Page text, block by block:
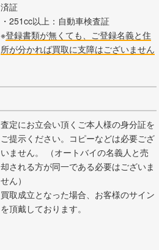
済証
・251cc以上：自動車検査証
※登録書類が無くても、ご登録名義と住
所が分かれば買取に支障はございません
査定にお立会い頂くご本人様の身分証を
ご提示ください。コピーなどは必要ござ
いません。 （オートバイの名義人と売
却される方が同一である必要はございま
せん）
買取成立となった場合、お客様のサイン
を頂戴しております。